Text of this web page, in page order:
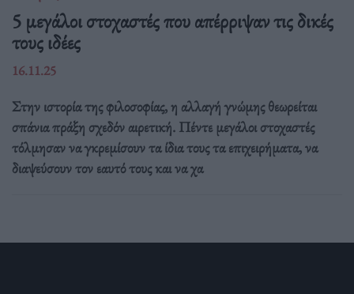
5 μεγάλοι στοχαστές που απέρριψαν τις δικές
τους ιδέες
16.11.25
Στην ιστορία της φιλοσοφίας, η αλλαγή γνώμης θεωρείται
σπάνια πράξη σχεδόν αιρετική. Πέντε μεγάλοι στοχαστές
τόλμησαν να γκρεμίσουν τα ίδια τους τα επιχειρήματα, να
διαψεύσουν τον εαυτό τους και να χα